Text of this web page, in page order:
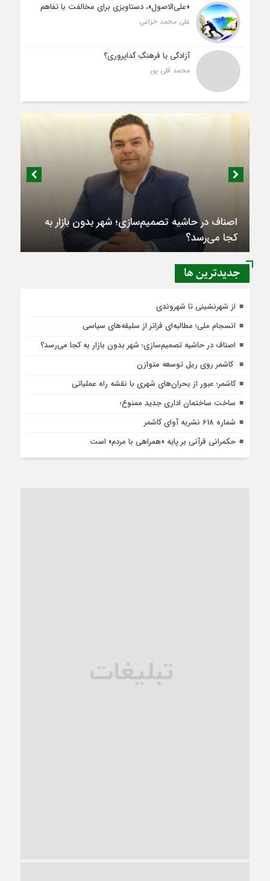
«علی‌الاصول»، دستاویزی برای مخالفت با تفاهم
علی محمد خزاعی
آزادگی یا فرهنگِ گداپروری؟
محمد قلی پور
اصناف در حاشیه تصمیم‌سازی؛ شهر بدون بازار به
کجا می‌رسد؟
جديدترين ها
از شهرنشینی تا شهروندی
انسجام ملی؛ مطالبه‌ای فراتر از سلیقه‌های سیاسی
اصناف در حاشیه تصمیم‌سازی؛ شهر بدون بازار به کجا می‌رسد؟
کاشمر روی ریل توسعه متوازن
کاشمر؛ عبور از بحران‌های شهری با نقشه راه عملیاتی
ساخت ساختمان اداری جدید ممنوع؛
شماره 618 نشریه آوای کاشمر
حکمرانی قرآنی بر پایه «همراهی با مردم» است